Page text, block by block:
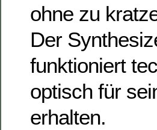
ohne zu
Der
funktioniert
optisch für
erhalten.